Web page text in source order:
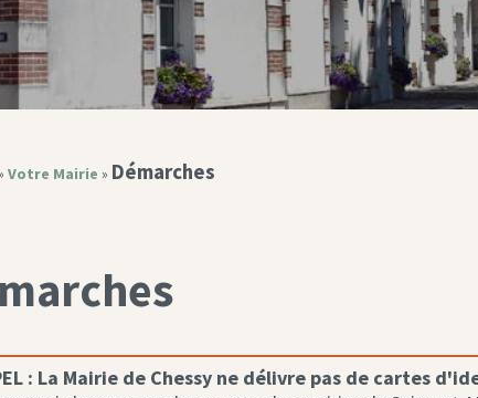
Votre Mairie » Démarches
: La Mairie de Chessy ne délivre pas de cartes